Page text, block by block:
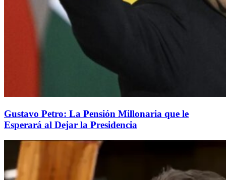
Gustavo Petro: La Pensión Millonaria que le
Esperará al Dejar la Presidencia